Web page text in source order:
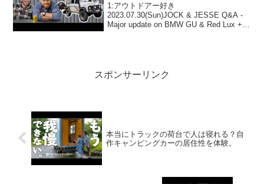
1:アウトドアー好き
2023.07.30(Sun)JOCK & JESSE Q&A -
Major update on BMW GU & Red Lux +
スポンサーリンク
本当にトラックの荷台で人は寝れる？自
作キャンピングカーの居住性を体験。